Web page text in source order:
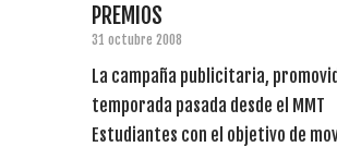
PREMIOS
31 octubre 2008
La campaña publicitaria,
temporada pasada desde el MMT
Estudiantes con el objetivo de